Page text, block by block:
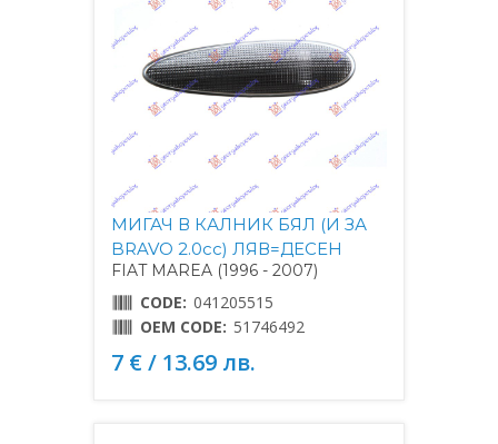
МИГАЧ В КАЛНИК БЯЛ (И ЗА
BRAVO 2.0cc) ЛЯВ=ДЕСЕН
FIAT MAREA (1996 - 2007)
CODE: 041205515
OEM CODE: 51746492
7 € / 13.69 лв.